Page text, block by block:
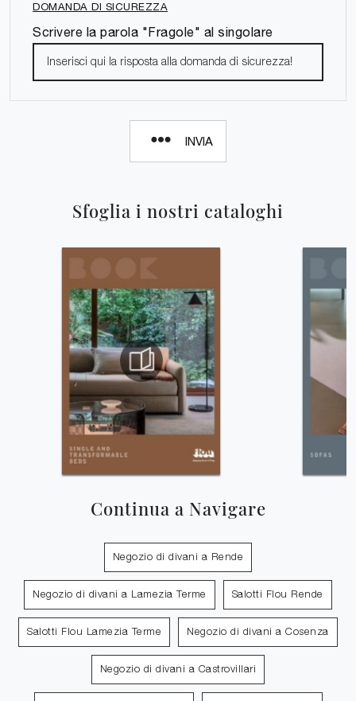
Sfoglia i nostri cataloghi
Continua a Navigare
Negozio di divani a Rende
Negozio di divani a Lamezia Terme Salotti Flou Rende
Salotti Flou Lamezia Terme Negozio di divani a Cosenza
Negozio di divani a Castrovillari
DOMANDA DI SICUREZZA
Scrivere la parola "Fragole" al singolare
INVIA